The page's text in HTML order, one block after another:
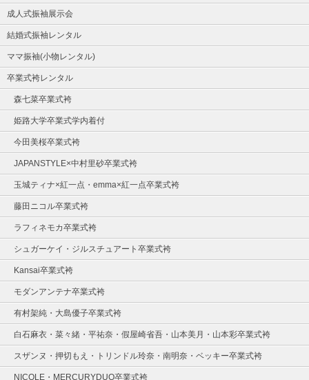
成人式振袖展示会
結婚式振袖レンタル
ママ振袖(小物レンタル)
卒業式袴レンタル
森七菜卒業式袴
姫路大学卒業式学内着付
今田美桜卒業式袴
JAPANSTYLE×中村里砂卒業式袴
玉城ティナ×紅一点・emma×紅一点卒業式袴
藤田ニコル卒業式袴
ラフィネモカ卒業式袴
シュガーケイ・ジルスチュアート卒業式袴
Kansai卒業式袴
モダンアンテナ卒業式袴
有村架純・大島優子卒業式袴
白石麻衣・菜々緒・平祐奈・假屋崎省吾・山本美月・山本彩卒業式袴
スザンヌ・押切もえ・トリンドル玲奈・南明奈・ベッキー卒業式袴
NICOLE・MERCURYDUO卒業式袴